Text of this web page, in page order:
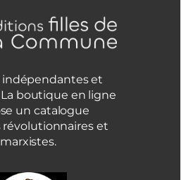
indépendantes et
boutique en ligne
un catalogue
révolutionnaires et
marxistes.